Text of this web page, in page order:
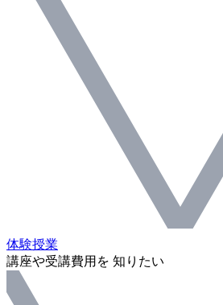
体験授業
講座や受講費用を 知りたい